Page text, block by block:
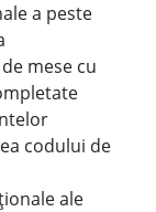
a peste
mese cu
codului de
ale